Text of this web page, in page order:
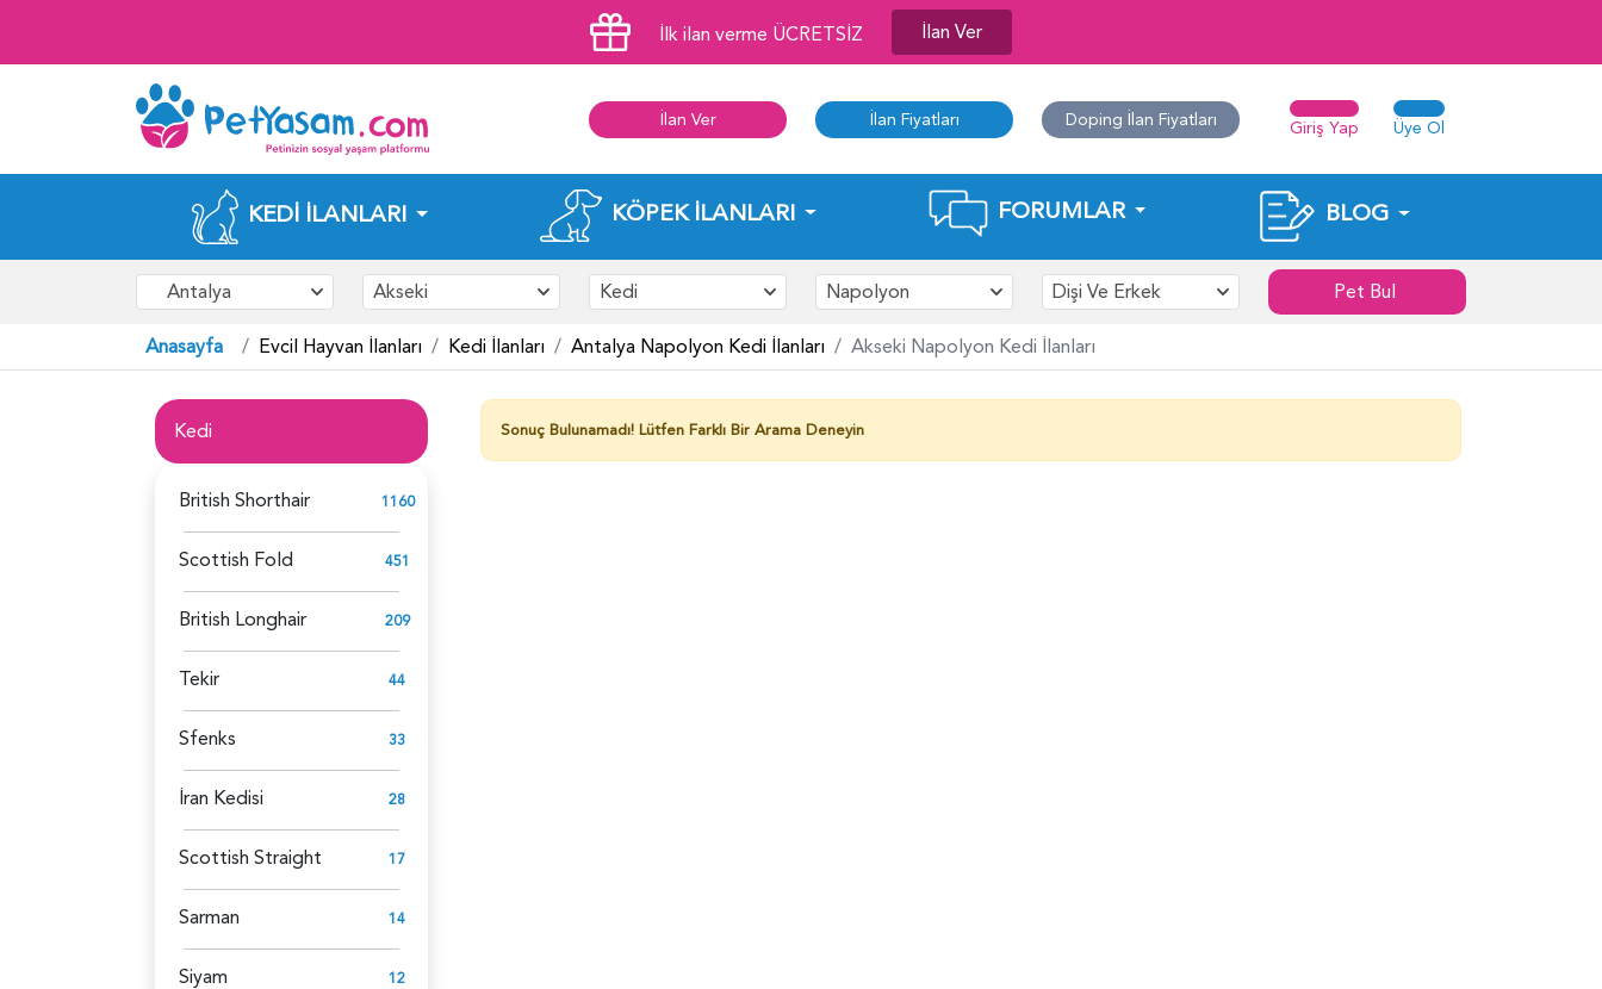
İlk ilan verme ÜCRETSİZ İlan Ver
İlan Ver İlan Fiyatları Doping İlan Fiyatları Giriş Yap Üye Ol
KEDI İLANLARI KÖPEK İLANLARI FORUMLAR BLOG
Antalya Akseki Kedi Napolyon Dişi Ve Erkek Pet Bul
Anasayfa Evcil Hayvan İlanları Kedi İlanları Antalya Napolyon Kedi İlanları Akseki Napolyon Kedi İlanları
Kedi
British Shorthair 1160
Scottish Fold 451
British Longhair 209
Tekir 44
Sfenks 33
İran Kedisi 28
Scottish Straight 17
Sarman 14
Siyam 12
Sonuç Bulunamadı! Lütfen Farklı Bir Arama Deneyin